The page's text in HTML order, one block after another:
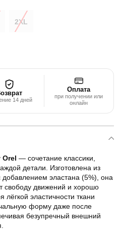
2XL
14 дней
Оплата
при получении или
онлайн
Orel — сочетание классики,
детали. Изготовлена из
добавлением эластана (5%), она
свободу движений и хорошо
лёгкой эластичности ткани
форму даже после
безупречный внешний